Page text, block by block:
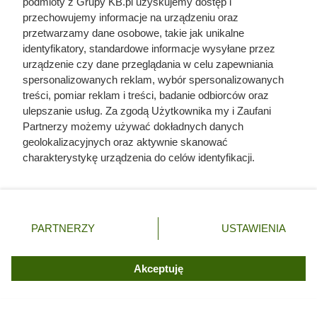
cyrkulację powietrza wśród pędów, co pomaga szybciej
osuszać liście po deszczu lub podlewaniu i ogranicza
ryzyko chorób grzybowych.
przechowujemy informacje na urządzeniu oraz
przetwarzamy dane osobowe, takie jak unikalne
identyfikatory, standardowe informacje wysyłane przez
urządzenie czy dane przeglądania w celu zapewniania
spersonalizowanych reklam, wybór spersonalizowanych
treści, pomiar reklam i treści, badanie odbiorców oraz
ulepszanie usług. Za zgodą Użytkownika my i Zaufani
Partnerzy możemy używać dokładnych danych
geolokalizacyjnych oraz aktywnie skanować
charakterystykę urządzenia do celów identyfikacji.
zmienić/wycofać klikając przycisk ustawień prywatności
znajdujący się w lewym dolnym rogu strony. Niektóre
użytkownika, ale masz prawo sprzeciwić się takiemu
przetwarzaniu. Preferencje będą miały zastosowania tylko
PARTNERZY USTAWIENIA
Akceptuję